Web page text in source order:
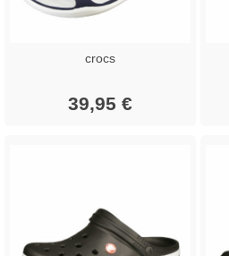
crocs
39,95 €